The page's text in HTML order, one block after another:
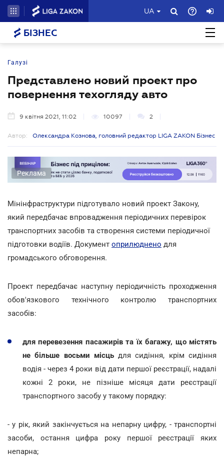
UA
БІЗНЕС
Галузі
Представлено новий проект про
повернення техогляду авто
9 квітня 2021, 11:02 10097 2
Автор: Олександра Кознова, головний редактор LIGA ZAKON Бізнес
Реклама
Мінінфраструктури підготувало новий проект Закону,
який передбачає впровадження періодичних перевірок
транспортних засобів та створення системи періодичної
підготовки водіїв. Документ оприлюднено для
громадського обговорення.
Проект передбачає наступну періодичність проходження
обов'язкового технічного контролю транспортних
засобів:
для перевезення пасажирів та їх багажу, що містять
не більше восьми місцьдля сидіння, крім сидіння
водія - через 4 роки від дати першої реєстрації, надалі
кожні 2 роки, не пізніше місяця дати реєстрації
транспортного засобу у такому порядку:
- у рік, який закінчується на непарну цифру, - транспортні
засоби, остання цифра року першої реєстрації яких
непарна;